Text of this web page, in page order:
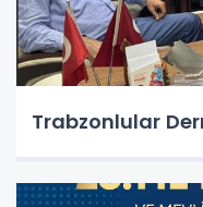
Trabzonlular